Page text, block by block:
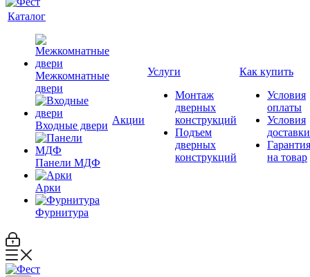
Каталог
Межкомнатные
двери
Входные двери
Панели МДФ
Арки
Фурнитура
Акции
Услуги
Монтаж
дверных
конструкций
Подъем
дверных
конструкций
Как купить
Условия
оплаты
Условия
доставки
Гарантия
на товар